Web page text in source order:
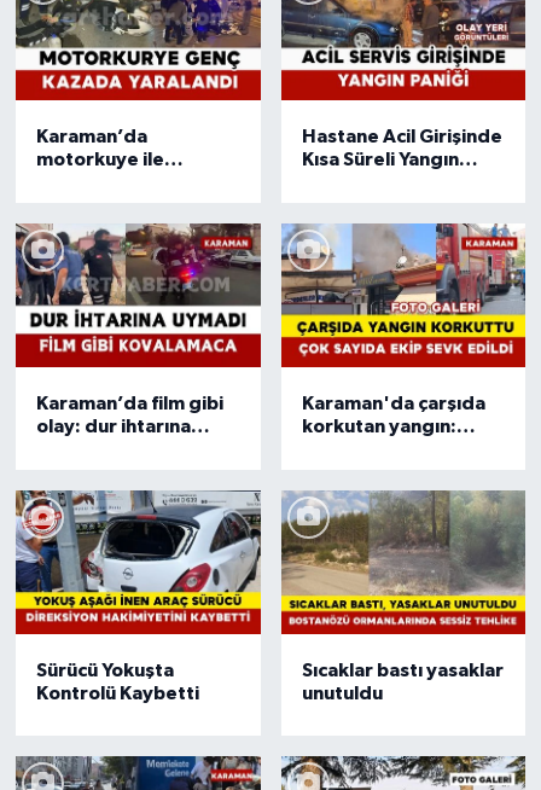
Karaman’da
motorkuye ile
Hastane Acil Girişinde
Kısa Süreli Yangın
Karaman’da film gibi
olay: dur ihtarına
Karaman'da çarşıda
korkutan yangın:
Sürücü Yokuşta
Kontrolü Kaybetti
Sıcaklar bastı yasaklar
unutuldu